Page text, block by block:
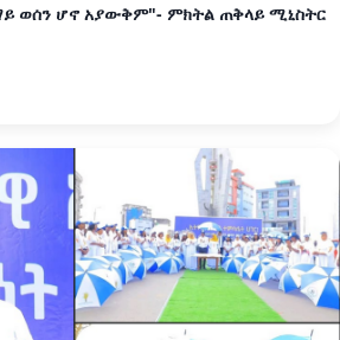
ወሰን ሆኖ አያውቅም"- ምክትል ጠቅላይ ሚኒስትር